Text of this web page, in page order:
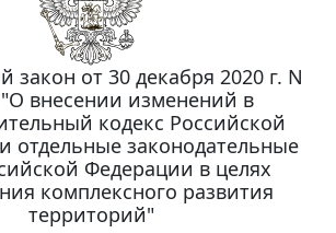
закон от 30 декабря 2020 г. N
внесении изменений в
кодекс Российской
отдельные законодательные
Федерации в целях
комплексного развития
территорий"